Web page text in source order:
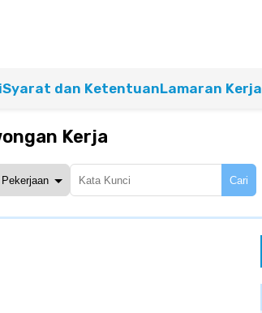
Syarat dan KetentuanLamaran Kerja
Kerja
Cari